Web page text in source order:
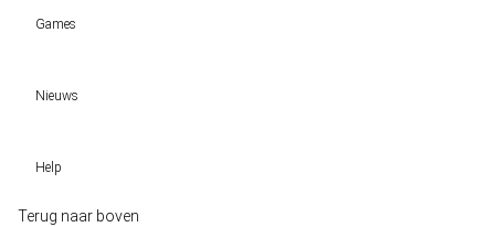
Wedtips
Games
VW-Tientje
Nieuws
Sloveen Slavko Vincic fluit WK-finale 2026 tussen Spanje en Argentinië
Help
Wedgidsen
Terug naar boven